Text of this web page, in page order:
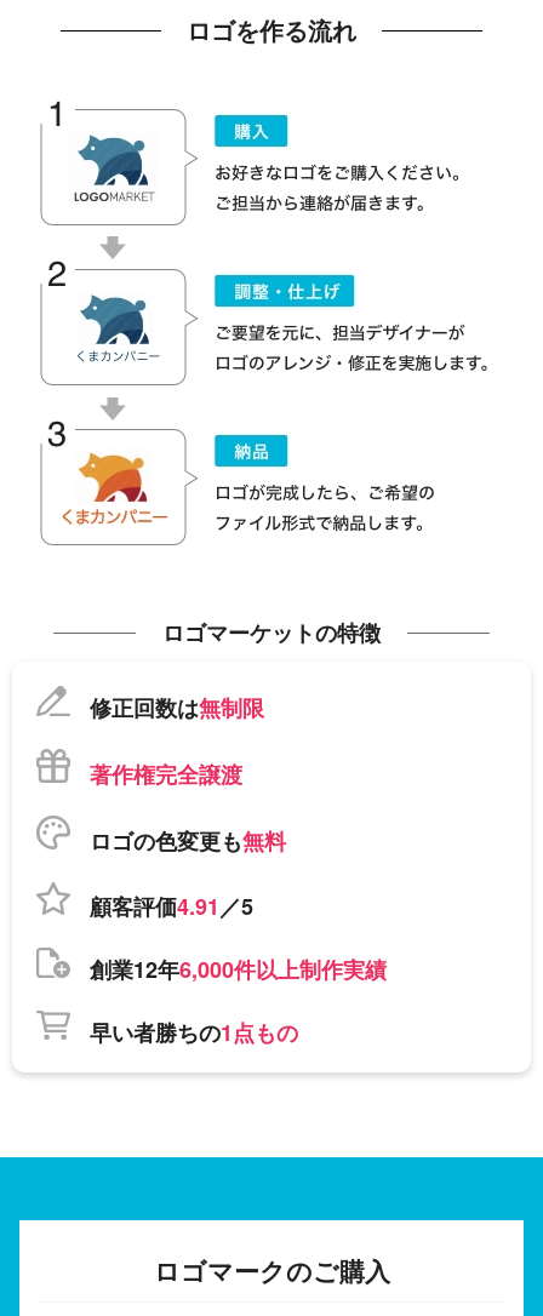
ロゴを作る流れ
ロゴマーケットの特徴
修正回数は無制限
著作権完全譲渡
ロゴの色変更も無料
顧客評価4.91／5
創業12年6,000件以上制作実績
早い者勝ちの1点もの
ロゴマークのご購入